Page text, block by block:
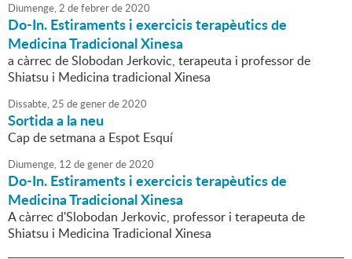
Diumenge,2 defebrerde2020
Do-In. Estiraments i exercicis terapèutics de
Medicina Tradicional Xinesa
a càrrec de Slobodan Jerkovic, terapeuta i professor de
Shiatsu i Medicina tradicional Xinesa
Dissabte,25 degenerde2020
Sortida a la neu
Cap de setmana a Espot Esquí
Diumenge, 12 degenerde2020
Do-In. Estiraments i exercicis terapèutics de
Medicina Tradicional Xinesa
A càrrec d'Slobodan Jerkovic, professor i terapeuta de
Shiatsu i Medicina Tradicional Xinesa